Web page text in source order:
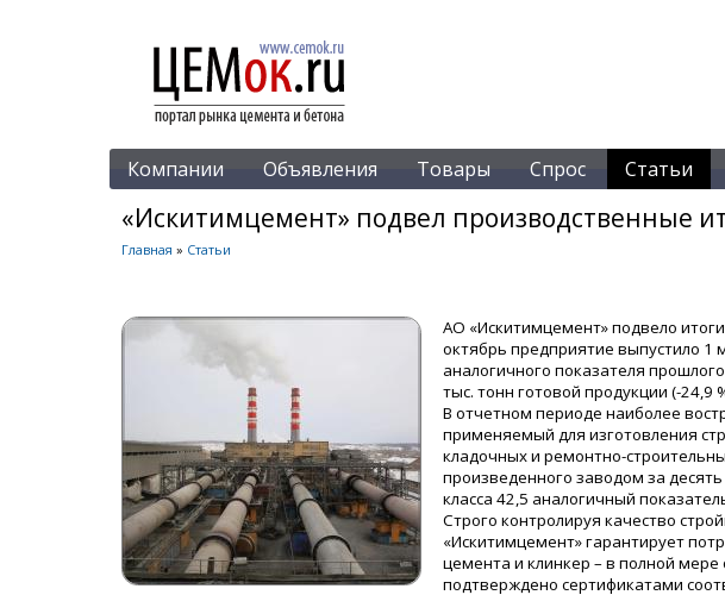
Компании Объявления Товары Спрос Статьи
«Искитимцемент» подвел производственные
Главная » Статьи
АО «Искитимцемент» подвело
октябрь предприятие выпустило 1
аналогичного показателя
тыс. тонн готовой продукции (-24,9
В отчетном периоде наиболее
применяемый для изготовления
кладочных и ремонтно-
произведенного заводом за
класса 42,5 аналогичный
Строго контролируя качество
«Искитимцемент» гарантирует
цемента и клинкер – в полной
подтверждено сертификатами